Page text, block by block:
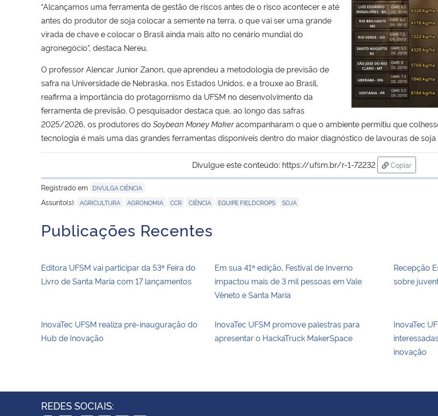
“Alcançamos uma ferramenta de gestão de riscos antes de o risco acontecer e até
antes do produtor de soja colocar a semente na terra, o que vai ser uma grande
virada de chave e colocar o Brasil ainda mais alto no cenário mundial do
agronegócio”, destaca Nereu.
O professor Alencar Junior Zanon, que aprendeu a metodologia de previsão de
safra na Universidade de Nebraska, nos Estados Unidos, e a trouxe ao Brasil,
reafirma a importância do protagornismo da UFSM no desenvolvimento da
ferramenta de previsão. O pesquisador destaca que, ao longo das safras
2025/2026, os produtores do Soybean Money Makeracompanharam o que o ambiente permitiu que
tecnologia é mais uma das grandes ferramentas disponíveis dentro do maior diagnóstico de lavouras de soja
Divulgue este conteúdo: https://ufsm.br/r-1-72232
Copiar
para área
Registrado em
DIVULGA CIÊNCIA
Assunto(s): AGRICULTURA AGRONOMIA CCR CIÊNCIA EQUIPE FIELDCROPS SOJA
Publicações Recentes
Editora UFSM vai participar da 53ª Feira do
Livro de Santa Maria com 17 lançamentos
Em sua 41ª edição, Festival de Inverno
impactou mais de 3 mil pessoas em Vale
Vêneto e Santa Maria
Recepção
sobre
InovaTec UFSM realiza pré-inauguração do
Hub de Inovação
InovaTec UFSM promove palestras para
apresentar o HackaTruck MakerSpace
InovaTec
inovação
REDES SOCIAIS: